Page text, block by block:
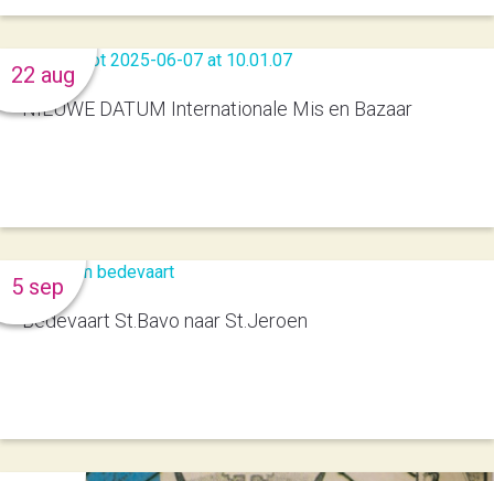
NIEUWE DATUM Internationale Mis en Bazaar
22 aug
Bedevaart St.Bavo naar St.Jeroen
5 sep